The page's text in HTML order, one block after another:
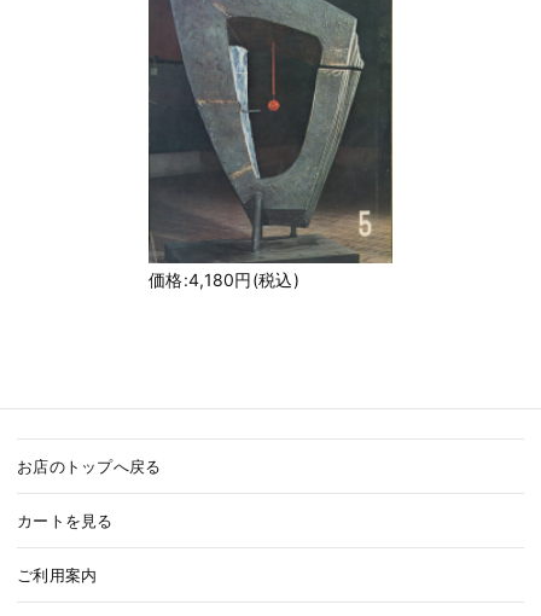
価格:4,180円(税込)
お店のトップへ戻る
カートを見る
ご利用案内